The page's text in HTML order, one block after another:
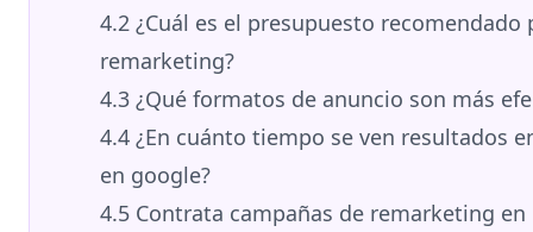
4.2 ¿Cuál es el presupuesto
remarketing?
4.3 ¿Qué formatos de anuncio son más
4.4 ¿En cuánto tiempo se ven resultados
en google?
4.5 Contrata campañas de remarketing en